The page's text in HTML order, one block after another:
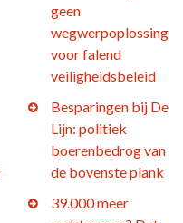
geen
wegwerpoplossing
voor falend
veiligheidsbeleid
Besparingen bij De
Lijn: politiek
boerenbedrog van
de bovenste plank
39.000 meer